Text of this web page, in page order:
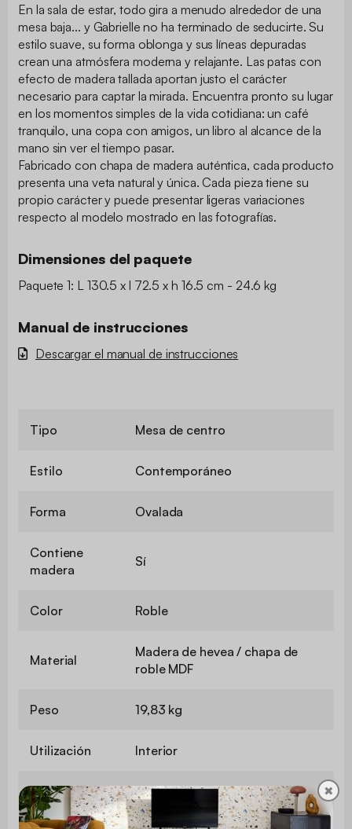
En la sala de estar, todo gira a menudo alrededor de una
mesa baja... y Gabrielle no ha terminado de seducirte. Su
estilo suave, su forma oblonga y sus líneas depuradas
crean una atmósfera moderna y relajante. Las patas con
efecto de madera tallada aportan justo el carácter
necesario para captar la mirada. Encuentra pronto su lugar
en los momentos simples de la vida cotidiana: un café
tranquilo, una copa con amigos, un libro al alcance de la
mano sin ver el tiempo pasar.
Fabricado con chapa de madera auténtica, cada producto
presenta una veta natural y única. Cada pieza tiene su
propio carácter y puede presentar ligeras variaciones
respecto al modelo mostrado en las fotografías.
Dimensiones del paquete
Paquete 1: L 130.5 x l 72.5 x h 16.5 cm - 24.6 kg
Manual de instrucciones
Descargar el manual de instrucciones
Tipo Mesa de centro
Estilo Contemporáneo
Forma Ovalada
Contiene
madera
Sí
Color Roble
Material
Madera de hevea / chapa de
roble MDF
Peso 19,83 kg
Utilización Interior
Uso Uso doméstico solamente ✖